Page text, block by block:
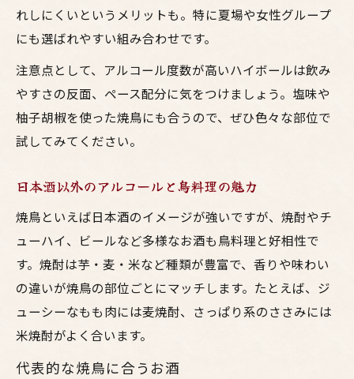
れしにくいというメリットも。特に夏場や女性グループ
にも選ばれやすい組み合わせです。
注意点として、アルコール度数が高いハイボールは飲み
やすさの反面、ペース配分に気をつけましょう。塩味や
柚子胡椒を使った焼鳥にも合うので、ぜひ色々な部位で
試してみてください。
日本酒以外のアルコールと鳥料理の魅力
焼鳥といえば日本酒のイメージが強いですが、焼酎やチ
ューハイ、ビールなど多様なお酒も鳥料理と好相性で
す。焼酎は芋・麦・米など種類が豊富で、香りや味わい
の違いが焼鳥の部位ごとにマッチします。たとえば、ジ
ューシーなもも肉には麦焼酎、さっぱり系のささみには
米焼酎がよく合います。
代表的な焼鳥に合うお酒